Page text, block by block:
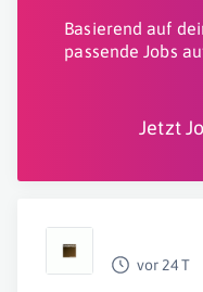
Basierend auf
passende Jobs
Jetzt
vor 24 T